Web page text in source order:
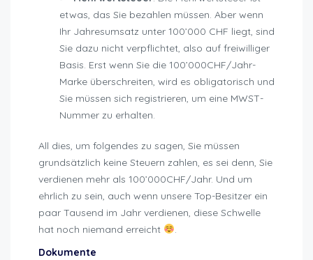
etwas, das Sie bezahlen müssen. Aber wenn
Ihr Jahresumsatz unter 100’000 CHF liegt, sind
Sie dazu nicht verpflichtet, also auf freiwilliger
Basis. Erst wenn Sie die 100’000CHF/Jahr-
Marke überschreiten, wird es obligatorisch und
Sie müssen sich registrieren, um eine MWST-
Nummer zu erhalten.
All dies, um folgendes zu sagen, Sie müssen
grundsätzlich keine Steuern zahlen, es sei denn, Sie
verdienen mehr als 100’000CHF/Jahr. Und um
ehrlich zu sein, auch wenn unsere Top-Besitzer ein
paar Tausend im Jahr verdienen, diese Schwelle
hat noch niemand erreicht
.
Dokumente